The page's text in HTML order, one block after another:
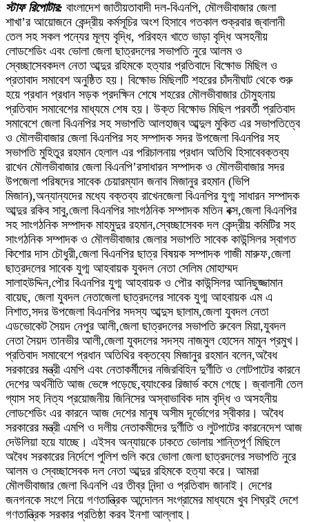
স্টাফ রিপোটার: বাংলাদেশ জাতীয়তাবাদী দল-বিএনপি, মৌলভীবাজার জেলা
শাখা’র আয়োজনে কেন্দ্রীয় কর্মসূচির অংশ হিসাবে গতকাল শুক্রবার জ্বালানী
তেল সহ সকল পন্যের মূল্য বৃদ্ধি, পরিবহন খাতে ভাড়া বৃদ্ধি অসহনীয়
লোডশেডিং এবং ভোলা জেলা ছাত্রদলের সভাপতি নুরে আলম ও
স্বেচ্ছাসেবকদল নেতা আব্দুর রহিমকে হত্যার প্রতিবাদে বিক্ষোভ মিছিল ও
প্রতাবাদ সমাবেশ অনুষ্ঠিত হয়। বিক্ষোভ মিছিলটি শহরের চাঁদনীঘাট থেকে শুরু
হয়ে প্রধান প্রধান সড়ক প্রদক্ষিন শেষে শহরের মৌলভীবাজার চৌমুহনায়
প্রতিবাদ সমাবেশের মাধ্যমে শেষ হয়। উক্ত বিক্ষোভ মিছিল পরবর্তী প্রতিবাদ
সমাবেশে জেলা বিএনপির সহ সভাপতি আলহাজ্ব আব্দুল মুকিত এর সভাপতিত্বে
ও মৌলভীবাজার জেলা বিএনপির সহ সম্পাদক সদর উপজেলা বিএনপির সহ
সভাপতি মুহিতুর রহমান হেলাল এর পরিচালনায় প্রধান অতিথি হিসাবেবক্তব্য
রাখেন মৌলভীবাজার জেলা বিএনপি’রসাধারন সম্পাদক ও মৌলভীবাজার সদর
উপজেলা পরিষদের সাবেক চেয়ারম্যান জনাব মিজানুর রহমান (ভিপি
মিজান),অন্যান্যদের মধ্যে বক্তব্য রাখেনজেলা বিএনপির যুগ্ম সাধারন সম্পাদক
আব্দুর রকিব সাবু,জেলা বিএনপির সাংগঠনিক সম্পাদক মতিন বক্স,জেলা বিএনপির
সহ সাংগঠনিক সম্পাদক মাহমুদুর রহমান,স্বেচ্ছাসেবক দল কেন্দ্রীয় কমিটির সহ
সাংগঠনিক সম্পাদক ও মৌলভীবাজার জেলার সভাপতি সাবেক কাউন্সিলর স্বাগত
কিশোর দাস চৌধুরী,জেলা বিএনপির ছাত্র বিষয়ক সম্পাদক গাজী মারুফ,জেলা
ছাত্রদলের সাবেক যুগ্ম আহবায়ক যুবদল নেতা সেলিম মোহাম্মদ
সালাহউদ্দিন,পৌর বিএনপির যুগ্ম আহবায়ক ও পৌর কাউন্সিলর আনিছুজ্জামান
বায়েছ, জেলা যুবদল নেতাজেলা ছাত্রদলের সাবেক যুগ্ম আহবায়ক এম এ
নিশাত,সদর উপজেলা বিএনপির সদস্য আব্দুস ছালাম,জেলা যুবদল নেতা
এডভোকেট সৈয়দ নেপুর আলী,জেলা ছাত্রদলের সভাপতি রুবেল মিয়া,যুবদল
নেতা সৈয়দ তানভীর আলী,জেলা যুবদলের সদস্য নাজমুল হোসেন মামুন প্রমুখ।
প্রতিবাদ সমাবেশে প্রধান অতিথির বক্তব্যে মিজানুর রহমান বলেন,অবৈধ
সরকারের মন্ত্রী এমপি এবং নেতাকর্মীদের নজিরবিহিন দুর্ণীতি ও লোটপাটের কারনে
দেশের অর্থনীতি আজ ভেঙ্গে পড়েছে,ব্যাংকের রিজার্ভ কমে গেছে। জ্বালানী তেল
গ্যাস সহ নিত্য প্রয়োজনীয় জিনিসের অস্বাভাবিক দাম বৃদ্ধি ও অসহনীয়
লোডশেডিং এর কারনে আজ দেশের মানুষ অসীম দূর্ভোগের স্বীকার। অবৈধ
সরকারের মন্ত্রী এমপি ও দলীয় নেতাকমীদের দুর্ণীতি ও লুটপাটের কারনেদেশ আজ
দেউলিয়া হয়ে যাচ্ছে। এইসব অন্যায়কে ঢাকতে ভোলায় শান্তিপূর্ণ মিছিলে
অবৈধ সরকারের নির্দেশে পুলিশ গুলি করে ভোলা জেলা ছাত্রদলের সভাপতি নুরে
আলম ও স্বেচ্ছাসেবক দল নেতা আব্দুর রহিমকে হত্যা করে। আমরা
মৌলভীবাজার জেলা বিএনপি এর তীব্র নিন্দা ও প্রতিবাদ জানাই। দেশের
জনগনকে সংগে নিয়ে গণতান্ত্রিক আন্দোলন সংগ্রামের মাধ্যমে খুব শিঘ্রই দেশে
গণতান্ত্রিক সরকার প্রতিষ্ঠা করব ইনশা আল্লাহ।